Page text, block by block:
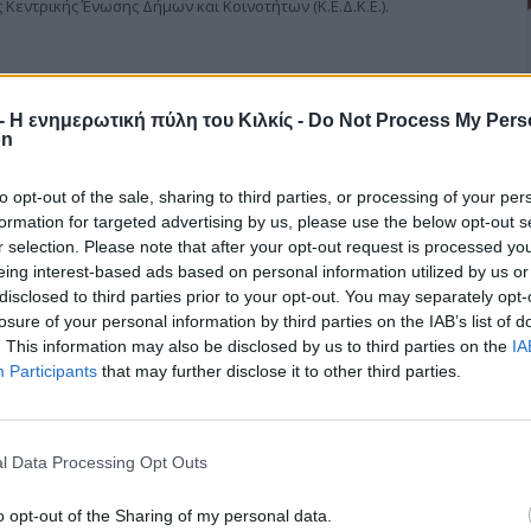
Η ενημερωτική πύλη του Κιλκίς - Do Not Process My
opt-out of the sale, sharing to third parties, or processing of your
for targeted advertising by us, please use the below opt-out
selection. Please note that after your opt-out request is processed
interest-based ads based on personal information utilized by us
to third parties prior to your opt-out. You may separately
of your personal information by third parties on the IAB’s list of
This information may also be disclosed by us to third parties on the
Participants that may further disclose it to other third parties.
Data Processing Opt Outs
opt-out of the Sharing of my personal data.
Ένωσης Δήμων και Κοινοτήτων (Κ.Ε.Δ.Κ.Ε.).
και στην ευαισθησία του Νομάρχη
η παρουσία της ομάδας των Κρουσίων του Αγ. Αντωνίου στο
με στόχο την διάκριση στις τρεις πρώτες θέσεις της Γ’
Παύλος Πράσινος –γυμναστής στο επάγγελμα- με τους άξιους
για υψηλότερα σκαλοπάτια αφού όλη η ομάδα είναι